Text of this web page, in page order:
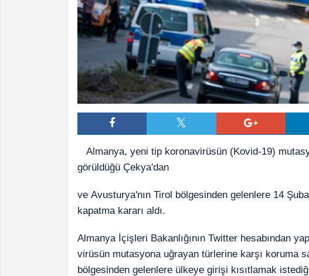
Almanya, yeni tip koronavirüsün (Kovid-19)
görüldüğü Çekya'dan
ve Avusturya'nın Tirol bölgesinden gelenlere 14
kapatma kararı aldı.
Almanya İçişleri Bakanlığının Twitter hesabından
virüsün mutasyona uğrayan türlerine karşı koruma
bölgesinden gelenlere ülkeye girişi kısıtlamak